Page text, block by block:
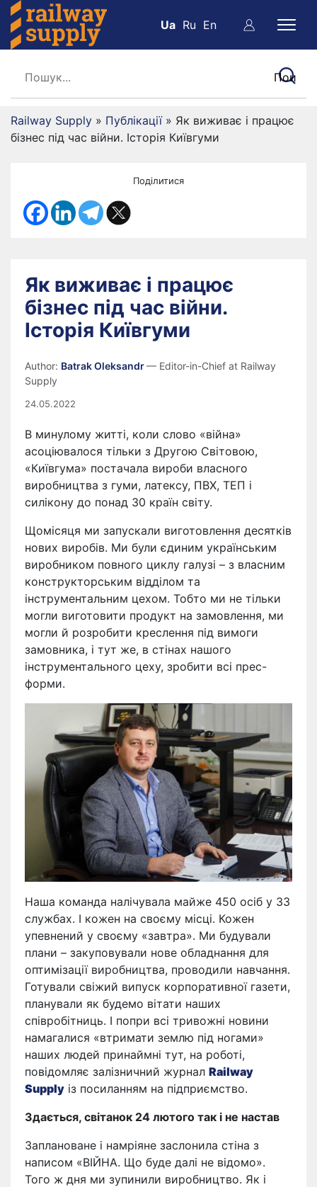
Ua Ru En
Railway Supply » Публікації» Як виживає і працює
бізнес під час війни. Історія Київгуми
Поділитися
Як виживає і працює
бізнес під час війни.
Історія Київгуми
Author: Batrak Oleksandr— Editor-in-Chief at Railway
Supply
24.05.2022
В минулому житті, коли слово «війна»
асоціювалося тільки з Другою Світовою,
«Київгума» постачала вироби власного
виробництва з гуми, латексу, ПВХ, ТЕП і
силікону до понад 30 країн світу.
Щомісяця ми запускали виготовлення десятків
нових виробів. Ми були єдиним українським
виробником повного циклу галузі – з власним
конструкторським відділом та
інструментальним цехом. Тобто ми не тільки
могли виготовити продукт на замовлення, ми
могли й розробити креслення під вимоги
замовника, і тут же, в стінах нашого
інструментального цеху, зробити всі прес-
форми.
Наша команда налічувала майже 450 осіб у 33
службах. І кожен на своєму місці. Кожен
упевнений у своєму «завтра». Ми будували
плани – закуповували нове обладнання для
оптимізації виробництва, проводили навчання.
Готували свіжий випуск корпоративної газети,
планували як будемо вітати наших
співробітниць. І попри всі тривожні новини
намагалися «втримати землю під ногами»
наших людей принаймні тут, на роботі,
повідомляє залізничний журнал Railway
Supply із посиланням на підприємство.
Здається, світанок 24 лютого так і не настав
Заплановане і намріяне заслонила стіна з
написом «ВІЙНА. Що буде далі не відомо».
Того ж дня ми зупинили виробництво. Як і